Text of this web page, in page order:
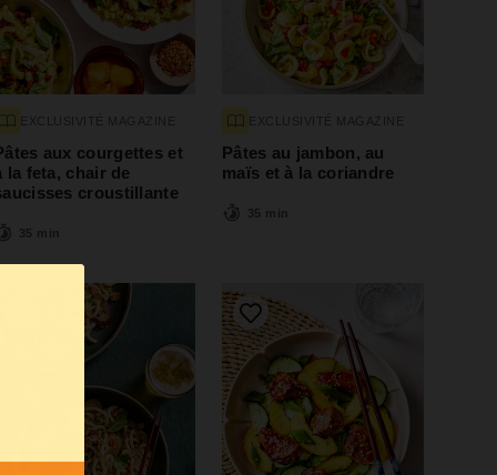
EXCLUSIVITÉ MAGAZINE
aux courgettes et
la feta, chair de
croustillante
35 min
EXCLUSIVITÉ MAGAZINE
Pâtes au jambon, au
maïs et à la coriandre
35 min